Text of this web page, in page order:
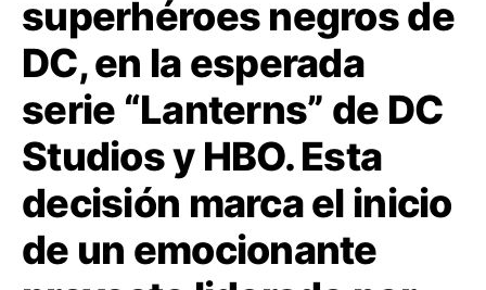
superhéroes negros de
DC, en la esperada
serie “Lanterns” de DC
Studios y HBO. Esta
decisión marca el inicio
de un emocionante